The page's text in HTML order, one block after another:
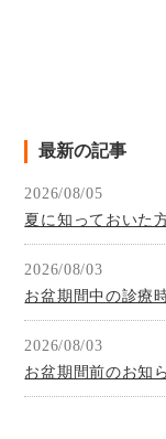
最新の記事
2026/08/05
夏に知っておいた
2026/08/03
お盆期間中の診療
2026/08/03
お盆期間前のお知